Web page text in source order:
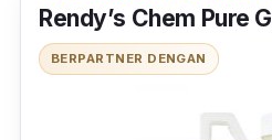
Rendy’s Chem Pure
BERPARTNER DENGAN